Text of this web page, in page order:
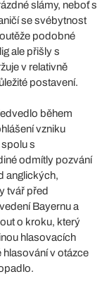
slámy, neboť s
se svébytnost
podobné
ale přišly s
v relativně
postavení.
během
vzniku
s
odmítly pozvání
anglických,
tvář před
Bayernu a
o kroku, který
hlasovacích
hlasování v otázce